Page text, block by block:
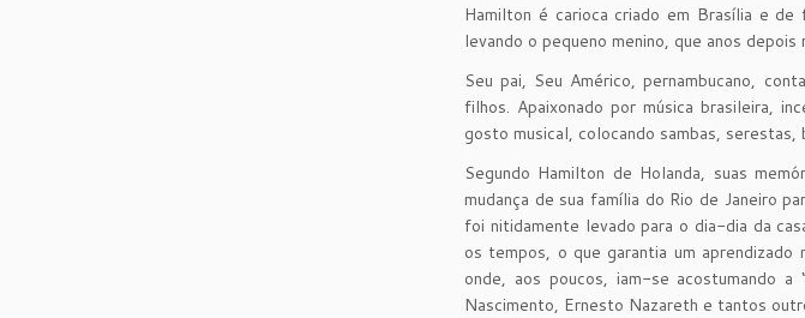
Hamilton é carioca criado em Brasília e de
levando o pequeno menino, que anos
Seu pai, Seu Américo, pernambucano,
filhos. Apaixonado por música brasileira,
gosto musical, colocando sambas,
Segundo Hamilton de Holanda, suas
mudança de sua família do Rio de Janeiro
foi nitidamente levado para o dia-dia da
os tempos, o que garantia um
onde, aos poucos, iam-se acostumando
Nascimento, Ernesto Nazareth e tantos